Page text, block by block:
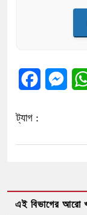
Facebook
ট্যাগ :
এই বিভাগের আরো